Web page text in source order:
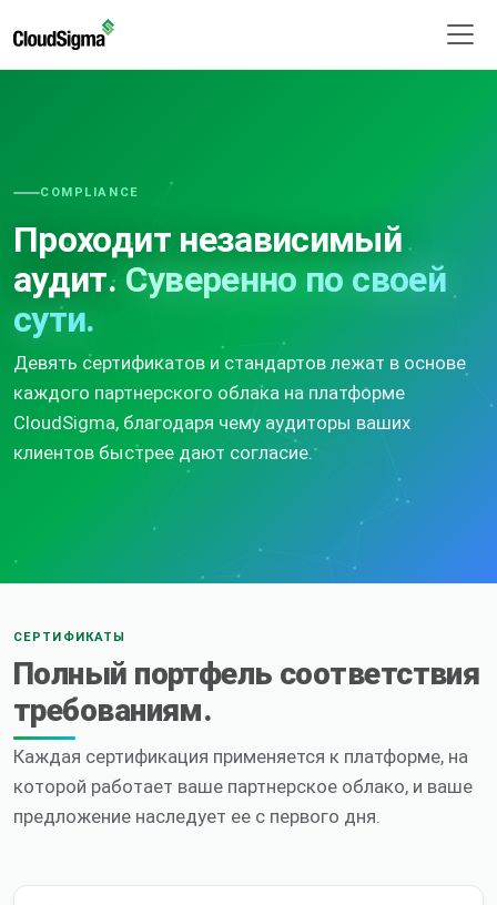
COMPLIANCE
Проходит независимый
аудит. Суверенно по своей
сути.
Девять сертификатов и стандартов лежат в основе
каждого партнерского облака на платформе
CloudSigma, благодаря чему аудиторы ваших
клиентов быстрее дают согласие.
СЕРТИФИКАТЫ
Полный портфель соответствия
требованиям.
Каждая сертификация применяется к платформе, на
которой работает ваше партнерское облако, и ваше
предложение наследует ее с первого дня.